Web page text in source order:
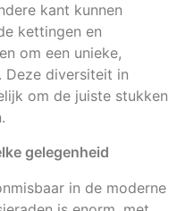
kant kunnen
kettingen en
om een unieke,
Deze diversiteit in
om de juiste stukken
gelegenheid
in de moderne